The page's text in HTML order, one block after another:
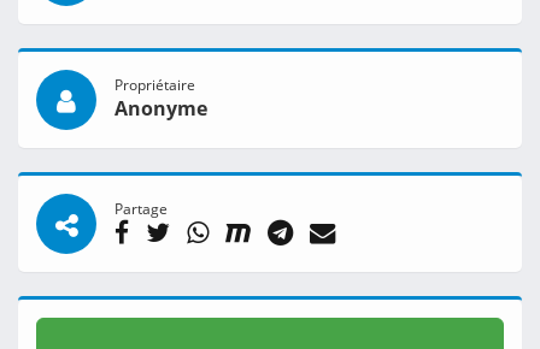
Propriétaire
Anonyme
Partage